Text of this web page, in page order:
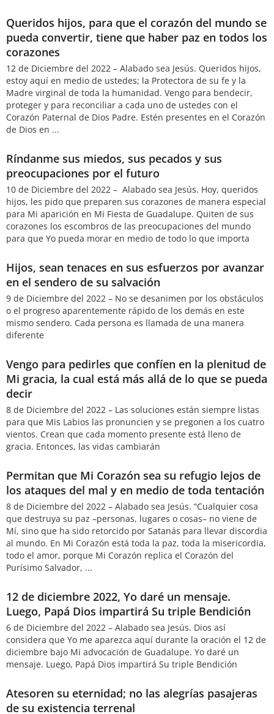
Queridos hijos, para que el corazón del mundo se
pueda convertir, tiene que haber paz en todos los
corazones
12 de Diciembre del 2022 – Alabado sea Jesús. Queridos hijos,
estoy aquí en medio de ustedes; la Protectora de su fe y la
Madre virginal de toda la humanidad. Vengo para bendecir,
proteger y para reconciliar a cada uno de ustedes con el
Corazón Paternal de Dios Padre. Estén presentes en el Corazón
de Dios en ...
Ríndanme sus miedos, sus pecados y sus
preocupaciones por el futuro
10 de Diciembre del 2022 – Alabado sea Jesús. Hoy, queridos
hijos, les pido que preparen sus corazones de manera especial
para Mi aparición en Mi Fiesta de Guadalupe. Quiten de sus
corazones los escombros de las preocupaciones del mundo
para que Yo pueda morar en medio de todo lo que importa
Hijos, sean tenaces en sus esfuerzos por avanzar
en el sendero de su salvación
9 de Diciembre del 2022 – No se desanimen por los obstáculos
o el progreso aparentemente rápido de los demás en este
mismo sendero. Cada persona es llamada de una manera
diferente
Vengo para pedirles que confíen en la plenitud de
Mi gracia, la cual está más allá de lo que se pueda
decir
8 de Diciembre del 2022 – Las soluciones están siempre listas
para que Mis Labios las pronuncien y se pregonen a los cuatro
vientos. Crean que cada momento presente está lleno de
gracia. Entonces, las vidas cambiarán
Permitan que Mi Corazón sea su refugio lejos de
los ataques del mal y en medio de toda tentación
8 de Diciembre del 2022 – Alabado sea Jesús. “Cualquier cosa
que destruya su paz –personas, lugares o cosas– no viene de
Mí, sino que ha sido retorcido por Satanás para llevar discordia
al mundo. En Mi Corazón está toda la paz, toda la misericordia,
todo el amor, porque Mi Corazón replica el Corazón del
Purísimo Salvador, ...
12 de diciembre 2022, Yo daré un mensaje.
Luego, Papá Dios impartirá Su triple Bendición
6 de Diciembre del 2022 – Alabado sea Jesús. Dios así
considera que Yo me aparezca aquí durante la oración el 12 de
diciembre bajo Mi advocación de Guadalupe. Yo daré un
mensaje. Luego, Papá Dios impartirá Su triple Bendición
Atesoren su eternidad; no las alegrías pasajeras
de su existencia terrenal